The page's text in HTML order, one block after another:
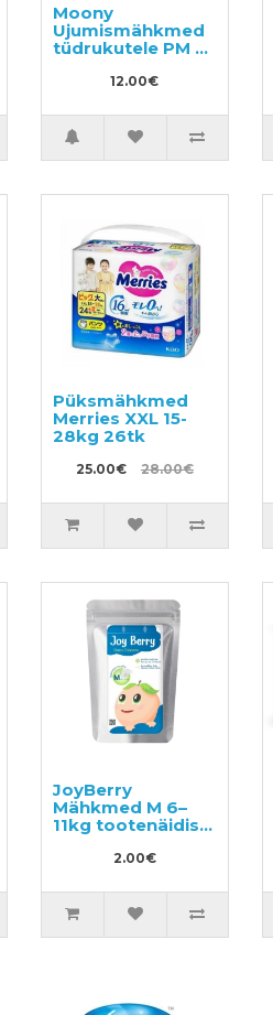
Moony
Ujumismähkmed
tüdrukutele PM 6-
12.00€
Püksmähkmed
Merries XXL 15-
28kg 26tk
25.00€ 28.00€
JoyBerry
Mähkmed M 6–
11kg tootenäidis
2.00€